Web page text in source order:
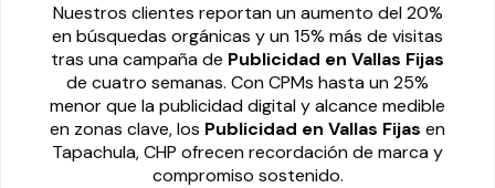
Nuestros clientes reportan un aumento del 20%
en búsquedas orgánicas y un 15% más de visitas
tras una campaña de Publicidad en Vallas Fijas
de cuatro semanas. Con CPMs hasta un 25%
menor que la publicidad digital y alcance medible
en zonas clave, los Publicidad en Vallas Fijas en
Tapachula, CHP ofrecen recordación de marca y
compromiso sostenido.